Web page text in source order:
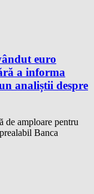
euro
a informa
analiștii despre
de amploare pentru
Banca